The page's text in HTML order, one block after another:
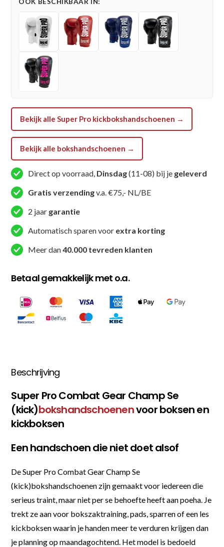
Champ
Zwart
Bekijk alle Super Pro kickbokshandschoenen →
Bekijk alle bokshandschoenen →
Direct op voorraad, Dinsdag(11-08) bij je geleverd
Gratis verzendingv.a. €75,- NL/BE
2 jaar garantie
Automatisch sparen voor extra korting
Meer dan40.000 tevreden klanten
Betaal gemakkelijk met o.a.
Beschrijving
Super Pro Combat Gear Champ Se
(kick)bokshandschoenenvoor boksen en
kickboksen
Een handschoen die niet doet alsof
De Super Pro Combat Gear Champ Se
(kick)bokshandschoenen zijn gemaakt voor iedereen die
serieus traint, maar niet per se behoefte heeft aan poeha. Je
trekt ze aan voor bokszaktraining, pads, sparren of een les
kickboksen waarin je handen meer te verduren krijgen dan
je planning op maandagochtend. Het model is bedoeld